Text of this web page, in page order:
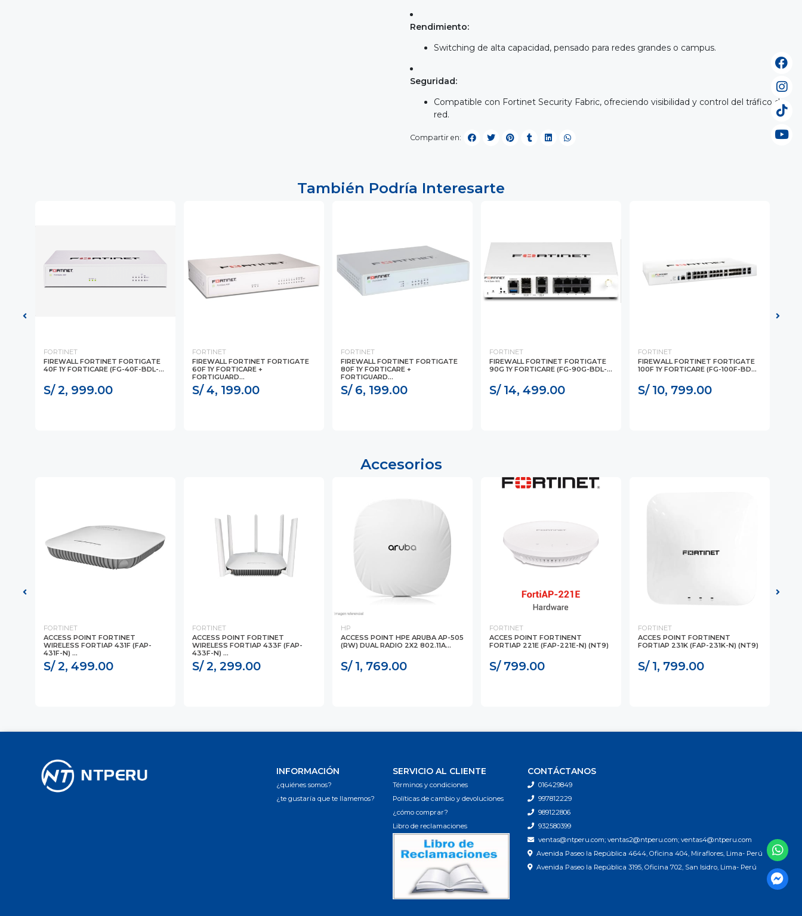
Rendimiento:
Switching de alta capacidad, pensado para redes grandes o campus.
Seguridad:
Compatible con Fortinet Security Fabric, ofreciendo visibilidad y control del tráfico de
red.
Compartir en:
También Podría Interesarte
FORTINET
FIREWALL FORTINET FORTIGATE
40F 1Y FORTICARE (FG-40F-BDL-...
S/ 2, 999.00
FORTINET
FIREWALL FORTINET FORTIGATE
60F 1Y FORTICARE +
FORTIGUARD...
S/ 4, 199.00
FORTINET
FIREWALL FORTINET FORTIGATE
80F 1Y FORTICARE +
FORTIGUARD...
S/ 6, 199.00
FORTINET
FIREWALL FORTINET FORTIGATE
90G 1Y FORTICARE (FG-90G-BDL-...
S/ 14, 499.00
FORTINET
FIREWALL FORTINET FORTIGATE
100F 1Y FORTICARE (FG-100F-BD...
S/ 10, 799.00
Accesorios
FORTINET
ACCESS POINT FORTINET
WIRELESS FORTIAP 431F (FAP-
431F-N) ...
S/ 2, 499.00
FORTINET
ACCESS POINT FORTINET
WIRELESS FORTIAP 433F (FAP-
433F-N) ...
S/ 2, 299.00
HP
ACCESS POINT HPE ARUBA AP-505
(RW) DUAL RADIO 2X2 802.11A...
S/ 1, 769.00
FORTINET
ACCES POINT FORTINENT
FORTIAP 221E (FAP-221E-N) (NT9)
S/ 799.00
FORTINET
ACCES POINT FORTINENT
FORTIAP 231K (FAP-231K-N) (NT9)
S/ 1, 799.00
INFORMACIÓN
¿quiénes somos?
¿te gustaría que te llamemos?
SERVICIO AL CLIENTE
Términos y condiciones
Políticas de cambio y devoluciones
¿cómo comprar?
Libro de reclamaciones
CONTÁCTANOS
016429849
997812229
989122806
932580399
ventas@ntperu.com; ventas2@ntperu.com; ventas4@ntperu.com
Avenida Paseo la República 4644, Oficina 404, Miraflores, Lima- Perú
Avenida Paseo la República 3195, Oficina 702, San Isidro, Lima- Perú